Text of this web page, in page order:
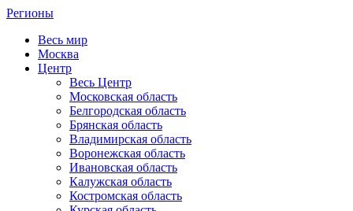
Регионы
Весь мир
Москва
Центр
Весь Центр
Московская область
Белгородская область
Брянская область
Владимирская область
Воронежская область
Ивановская область
Калужская область
Костромская область